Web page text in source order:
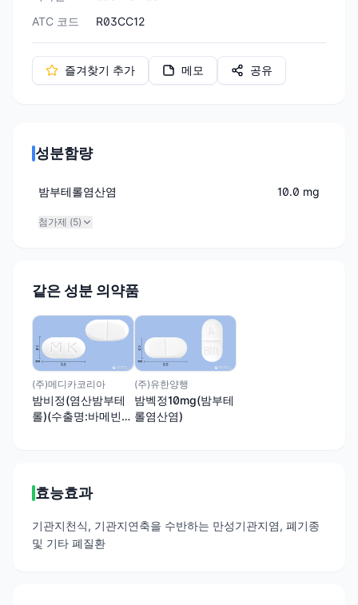
ATC 코드
R03CC12
즐겨찾기 추가 메모 공유
성분함량
밤부테롤염산염 10.0 mg
첨가제 (5)
같은 성분 의약품
(주)메디카코리아
밤비정(염산밤부테
롤)(수출명:바메빈
(주)유한양행
밤벡정10mg(밤부테
롤염산염)
효능효과
기관지천식, 기관지연축을 수반하는 만성기관지염, 폐기종
및 기타 폐질환